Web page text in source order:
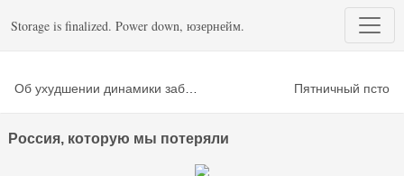
Storage is finalized. Power down, юзернейм.
Пятничный псто
Россия, которую мы потеряли